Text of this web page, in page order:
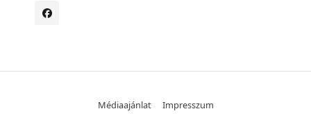
Médiaajánlat Impresszum